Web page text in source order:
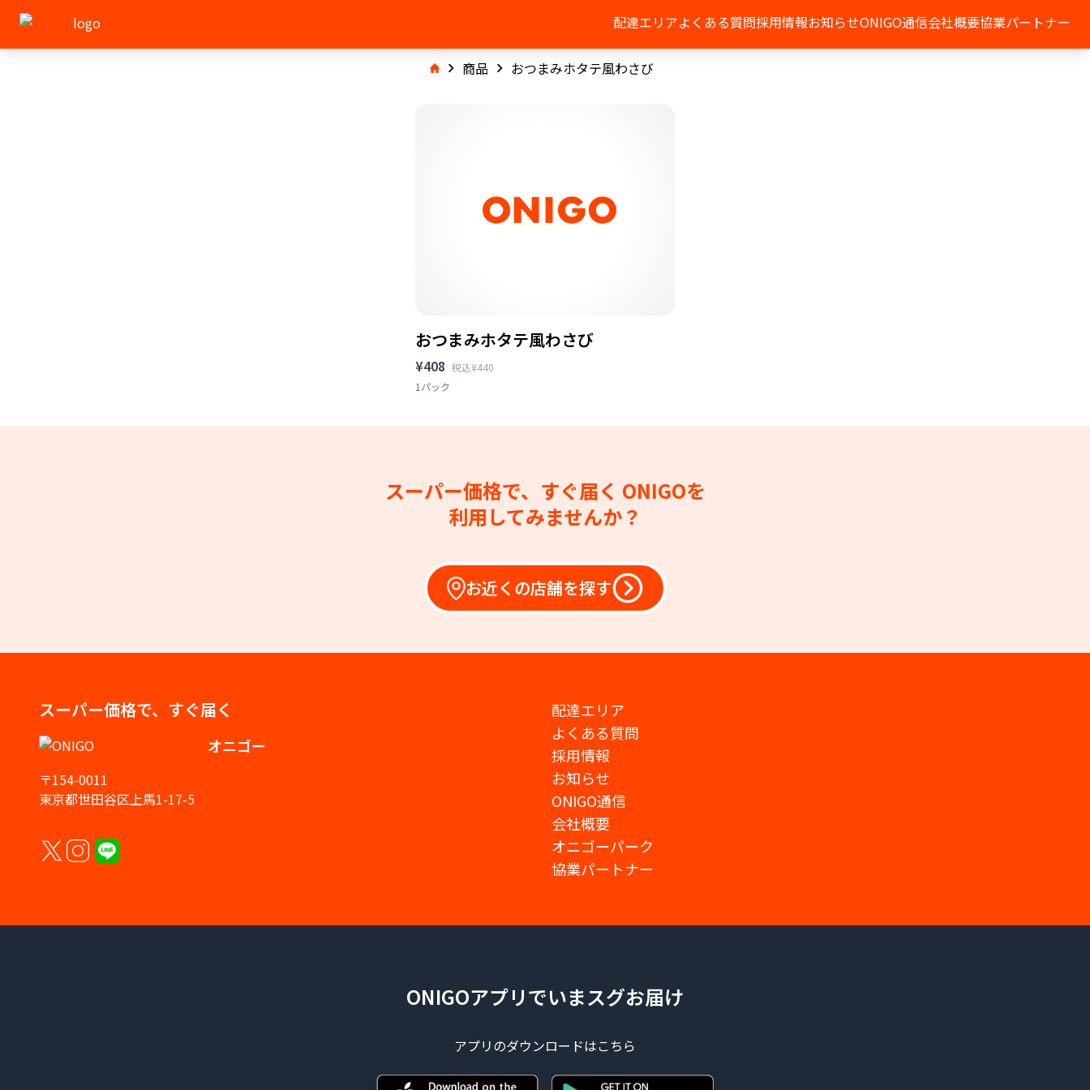
配達エリアよくある質問採用情報お知らせONIGO通信会社概要協業パートナー
商品 おつまみホタテ風わさび
おつまみホタテ風わさび
¥408 税込¥440
1パック
スーパー価格で、すぐ届く ONIGOを
利用してみませんか？
お近くの店舗を探す
スーパー価格で、すぐ届く
オニゴー
〒154-0011
東京都世田谷区上馬1-17-5
配達エリア
よくある質問
採用情報
お知らせ
ONIGO通信
会社概要
オニゴーパーク
協業パートナー
ONIGOアプリでいまスグお届け
アプリのダウンロードはこちら